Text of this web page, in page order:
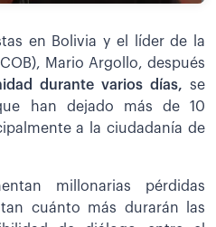
en Bolivia y el líder de la
Mario Argollo, después
durante varios días, se
han dejado más de 10
a la ciudadanía de
millonarias pérdidas
cuánto más durarán las